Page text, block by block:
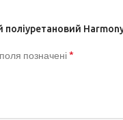
позначені*